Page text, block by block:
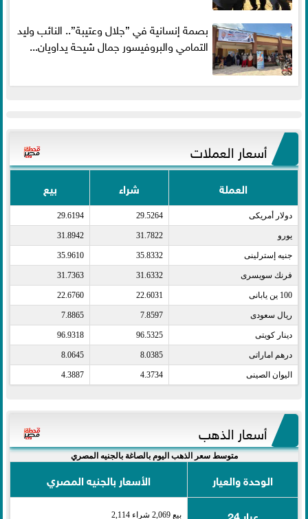
بصمة إنسانية في ”جلال وعتيبة”.. النائب وليد
التمامي والبروفيسور جمال شيحة يداويان...
أسعار العملات
العملة شراء بيع
دولار أمريكى​ 29.5264
29.6194
يورو​ 31.7822
31.8942
جنيه إسترلينى​ 35.8332
35.9610
فرنك سويسرى​ 31.6332
31.7363
100 ين يابانى​ 22.6031
22.6760
ريال سعودى​ 7.8597
7.8865
دينار كويتى​ 96.5325
96.9318
درهم اماراتى​ 8.0385
8.0645
اليوان الصينى​ 4.3734
4.3887
أسعار الذهب
متوسط سعر الذهب اليوم بالصاغة بالجنيه المصري
الوحدة والعيار
الأسعار بالجنيه المصري
عيار 24
بيع 2,069 شراء 2,114